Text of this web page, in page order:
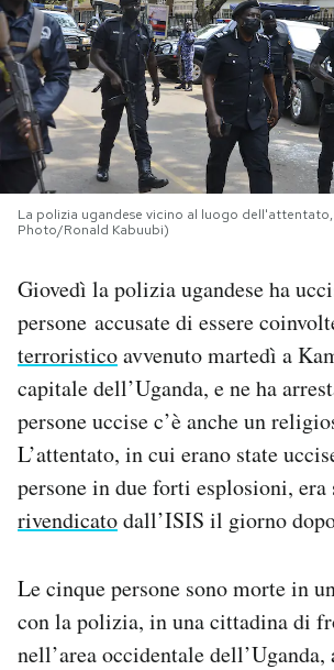
PODCAST
NEWSLETTER
I MIEI PREFERITI
CALENDARIO
AREA PERSONALE
Area Personale
Newsletter
Notifiche mobile
Esci
La polizia ugandese vicino al luogo dell'attentato,
Photo/Ronald Kabuubi)
Giovedì la polizia ugandese ha
persone accusate di essere
terroristicoavvenuto martedì a
capitale dell’Uganda, e ne ha
persone uccise c’è anche un
L’attentato, in cui erano state
persone in due forti esplosioni, era
rivendicatodall’ISIS il giorno
Le cinque persone sono morte in
con la polizia, in una cittadina di
nell’area occidentale